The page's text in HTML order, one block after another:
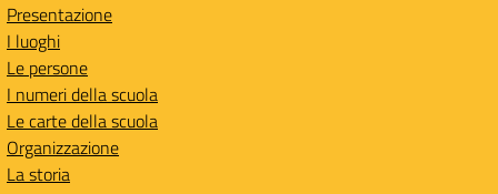
Presentazione
I luoghi
Le persone
I numeri della scuola
Le carte della scuola
Organizzazione
La storia